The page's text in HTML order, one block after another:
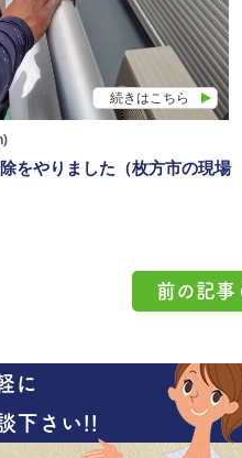
続きはこちら
をやりました（枚方市の現場
前の記事
に
下さい!!